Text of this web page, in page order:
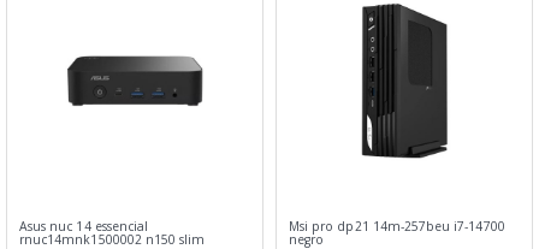
Asus nuc 14 essencial
rnuc14mnk1500002 n150 slim
Msi pro dp21 14m-257beu i7-14700
negro